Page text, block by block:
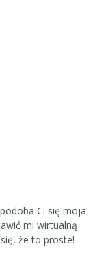
Ci się moja
mi wirtualną
że to proste!